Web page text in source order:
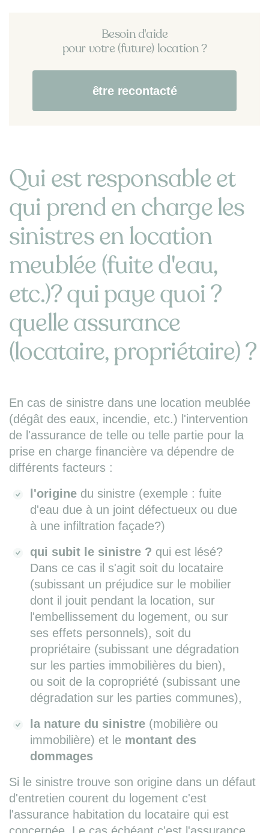
Besoin d'aide
pour votre (future) location ?
être recontacté
Qui est responsable et
qui prend en charge les
sinistres en location
meublée (fuite d'eau,
etc.)? qui paye quoi ?
quelle assurance
(locataire, propriétaire) ?
En cas de sinistre dans une location meublée
(dégât des eaux, incendie, etc.) l'intervention
de l'assurance de telle ou telle partie pour la
prise en charge financière va dépendre de
différents facteurs :
l'origine du sinistre (exemple : fuite
d'eau due à un joint défectueux ou due
à une infiltration façade?)
qui subit le sinistre ? qui est lésé?
Dans ce cas il s'agit soit du locataire
(subissant un préjudice sur le mobilier
dont il jouit pendant la location, sur
l'embellissement du logement, ou sur
ses effets personnels), soit du
propriétaire (subissant une dégradation
sur les parties immobilières du bien),
ou soit de la copropriété (subissant une
dégradation sur les parties communes),
la nature du sinistre (mobilière ou
immobilière) et le montant des
dommages
Si le sinistre trouve son origine dans un défaut
d'entretien courent du logement c'est
l'assurance habitation du locataire qui est